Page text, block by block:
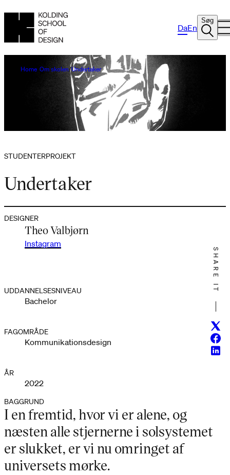
DaEn
Søg
Home Om skolen Undertaker
STUDENTERPROJEKT
Undertaker
DESIGNER
Theo Valbjørn
Instagram
UDDANNELSESNIVEAU
Bachelor
FAGOMRÅDE
Kommunikationsdesign
ÅR
2022
SHARE IT
BAGGRUND
I en fremtid, hvor vi er alene, og
næsten alle stjernerne i solsystemet
er slukket, er vi nu omringet af
universets mørke.